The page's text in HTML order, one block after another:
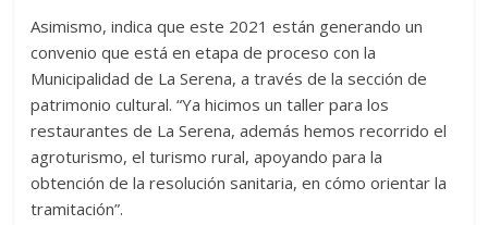
Asimismo, indica que este 2021 están generando un
convenio que está en etapa de proceso con la
Municipalidad de La Serena, a través de la sección de
patrimonio cultural. “Ya hicimos un taller para los
restaurantes de La Serena, además hemos recorrido el
agroturismo, el turismo rural, apoyando para la
obtención de la resolución sanitaria, en cómo orientar la
tramitación”.